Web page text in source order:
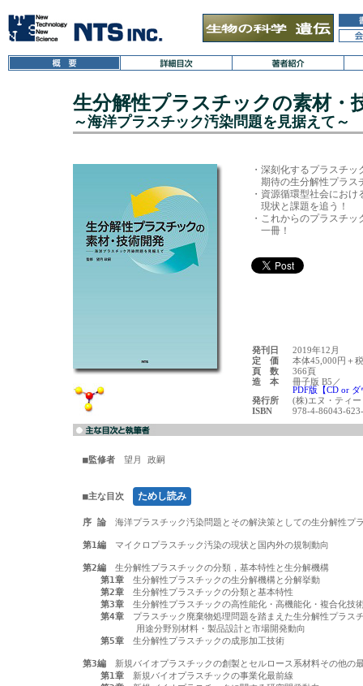
生分解性プラスチックの素材
～海洋プラスチック汚染問題を見据えて～
・深刻化するプラスチ
期待の生分解性プラス
・資源循環型社会にお
現状と課題を追う！
・これからのプラスチ
一冊！
発刊日
2019年12月
定 価
本体45,000円＋税
頁 数
366頁
造 本
冊子版 B5／
PDF版【CD or
発行所
(株)エヌ・ティ
ISBN
978-4-86043-
■監修者 望月 政嗣
■主な目次 ためし読み
序 論 海洋プラスチック汚染問題とその解決策としての生分解性プ
第1編 マイクロプラスチック汚染の現状と国内外の規制動向
第2編 生分解性プラスチックの分類，基本特性と生分解機構
第1章 生分解性プラスチックの生分解機構と分解挙動
第2章 生分解性プラスチックの分類と基本特性
第3章 生分解性プラスチックの高性能化・高機能化・複合化技
第4章 プラスチック廃棄物処理問題を踏まえた生分解性プラス
用途分野別材料・製品設計と市場開発動向
第5章 生分解性プラスチックの成形加工技術
第3編 新規バイオプラスチックの創製とセルロース系材料その他の
第1章 新規バイオプラスチックの事業化最前線